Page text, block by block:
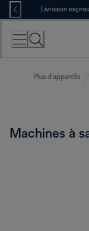
Skip
to
Content
Livraison
Plus d'appareils
Machines à